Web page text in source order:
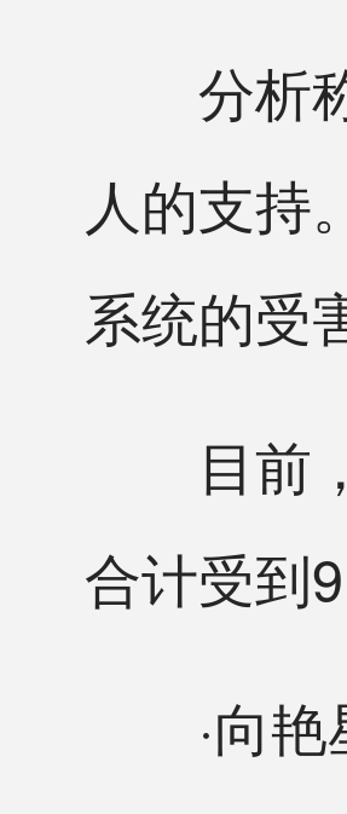
分析称
人的支持
系统的受
目前，
合计受到
·向艳